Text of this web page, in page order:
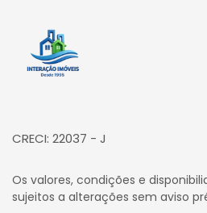
Página inicial
CRECI: 22037 - J
Os valores, condições e
sujeitos a alterações sem aviso